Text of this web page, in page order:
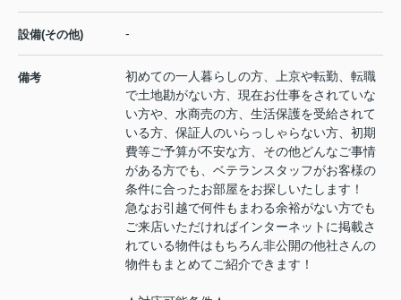
設備(その他) -
備考
初めての一人暮らしの方、上京や転勤、転職
で土地勘がない方、現在お仕事をされていな
い方や、水商売の方、生活保護を受給されて
いる方、保証人のいらっしゃらない方、初期
費等ご予算が不安な方、その他どんなご事情
がある方でも、ベテランスタッフがお客様の
条件に合ったお部屋をお探しいたします！
急なお引越で何件もまわる余裕がない方でも
ご来店いただければインターネットに掲載さ
れている物件はもちろん非公開の他社さんの
物件もまとめてご紹介できます！